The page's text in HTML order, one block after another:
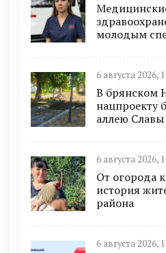
молодым
6 августа 2026,
В брянском
нацпроекту
аллею Славы
6 августа 2026,
От огорода
история
района
6 августа 2026,